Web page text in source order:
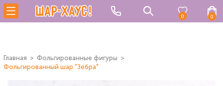
0 0
Главная
Фольгированные фигуры
Фольгированный шар "Зебра"